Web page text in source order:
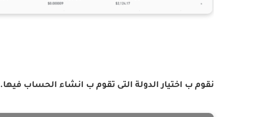
نقوم ب اختيار الدولة التى تقوم ب انشاء الحساب فيها.